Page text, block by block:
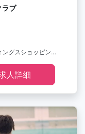
ラブ
大阪府堺市西区鳳東町7丁733おおとりウィングスショッピングセンター3F
人詳細